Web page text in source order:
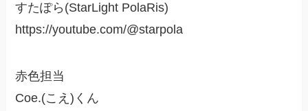
すたぽら(StarLight PolaRis)
https://youtube.com/@starpola
赤色担当
Coe.(こえ)くん